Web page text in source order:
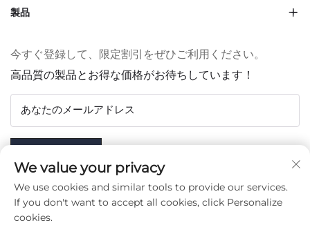
製品
今すぐ登録して、限定割引をぜひご利用ください。
高品質の製品とお得な価格がお待ちしています！
あなたのメールアドレス
フォローする
We value your privacy
We use cookies and similar tools to provide our services.
If you don't want to accept all cookies, click Personalize
cookies.